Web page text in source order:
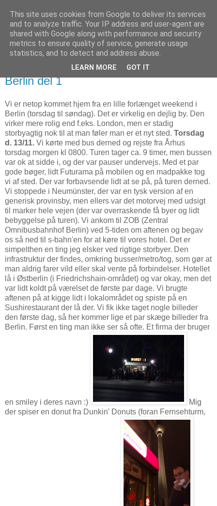
Blogmonger
- nu med endnu mere ingeniør
torsdag den 20. november 2008
Berlin del 1
Vi er netop kommet hjem fra en lille forlænget weekend i
Berlin (torsdag til søndag). Det er virkelig en dejlig by. Den
virker mere rolig end f.eks. London, men er stadig
storbyagtig nok til at man føler man er et nyt sted. Torsdag
d. 13/11. Vi kørte med bus derned og rejste fra Århus
torsdag morgen kl 0800. Turen tager ca. 9 timer, men bussen
var ok at sidde i, og der var pauser undervejs. Med et par
gode bøger, lidt Futurama på mobilen og en madpakke tog
vi af sted. Der var forbavsende lidt at se på, på turen derned.
Vi stoppede i Neumünster, der var en tysk version af en
generisk provinsby, men ellers var det motorvej med udsigt
til marker hele vejen (der var overraskende få byer og lidt
bebyggelse på turen). Vi ankom til ZOB (Zentral
Omnibusbahnhof Berlin) ved 5-tiden om aftenen og begav
os så ned til s-bahn'en for at køre til vores hotel. Det er
simpelthen en ting jeg elsker ved rigtige storbyer. Den
infrastruktur der findes, omkring busser/metro/tog, som gør at
man aldrig farer vild eller skal vente på forbindelser. Hotellet
lå i Østberlin (i Friedrichshain-området) og var okay, men det
var lidt koldt på værelset de første par dage. Vi brugte
aftenen på at kigge lidt i lokalområdet og spiste på en
Sushirestaurant der lå der. Vi fik ikke taget nogle billeder
den første dag, så her kommer lige et par skæge billeder fra
Berlin. Først en ting man ikke ser så ofte. Et firma der bruger
en smiley i deres navn :)
Mig
der spiser en donut fra Dunkin' Donuts (foran Fernsehturm,
This site uses cookies from Google to deliver its services
and to analyze traffic. Your IP address and user-agent are
shared with Google along with performance and security
metrics to ensure quality of service, generate usage
statistics, and to detect and address abuse.
LEARN MORE GOT IT